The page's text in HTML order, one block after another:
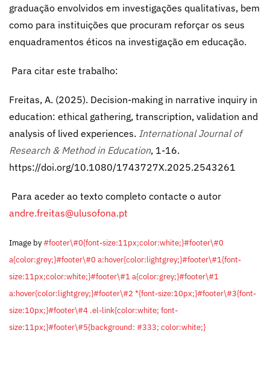
graduação envolvidos em investigações qualitativas, bem
como para instituições que procuram reforçar os seus
enquadramentos éticos na investigação em educação.
Para citar este trabalho:
Freitas, A. (2025). Decision-making in narrative inquiry in
education: ethical gathering, transcription, validation and
analysis of lived experiences. International Journal of
Research & Method in Education, 1-16.
https://doi.org/10.1080/1743727X.2025.2543261
Para aceder ao texto completo contacte o autor
andre.freitas@ulusofona.pt
Image by#footer\#0{font-size:11px;color:white;}#footer\#0
a{color:grey;}#footer\#0 a:hover{color:lightgrey;}#footer\#1{font-
size:11px;color:white;}#footer\#1 a{color:grey;}#footer\#1
a:hover{color:lightgrey;}#footer\#2 *{font-size:10px;}#footer\#3{font-
size:10px;}#footer\#4 .el-link{color:white; font-
size:11px;}#footer\#5{background: #333; color:white;}